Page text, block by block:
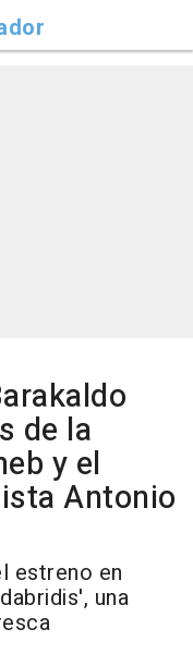
de la
y el
Antonio
estreno en
una